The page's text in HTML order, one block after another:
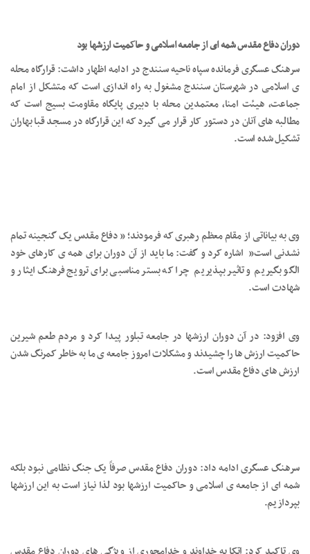
دوران دفاع مقدس شمه ای از جامعه اسلامی و حاکمیت ارزشها بود
سرهنگ عسگری فرمانده سپاه ناحیه سنندج در ادامه اظهار داشت: قرارگاه محله
ی اسلامی در شهرستان سنندج مشغول به راه اندازی است که متشکل از امام
جماعت، هیئت امنا، معتمدین محله با دبیری پایگاه مقاومت بسیج است که
مطالبه های آنان در دستور کار قرار می گیرد که این قرارگاه در مسجد قبا بهاران
تشکیل شده است.
وی به بیاناتی از مقام معظم رهبری که فرمودند؛ ” دفاع مقدس یک گنجینه تمام
نشدنی است” اشاره کرد و گفت: ما باید از آن دوران برای همه ی کارهای خود
الگو بگیریم و تاثیر بپذیریم چرا که بستر مناسبی برای ترویج فرهنگ ایثار و
شهادت است.
وی افزود: در آن دوران ارزشها در جامعه تبلور پیدا کرد و مردم طعم شیرین
حاکمیت ارزش ها را چشیدند و مشکلات امروز جامعه ی ما به خاطر کمرنگ شدن
ارزش های دفاع مقدس است.
سرهنگ عسگری ادامه داد: دوران دفاع مقدس صرفاً یک جنگ نظامی نبود بلکه
شمه ای از جامعه ی اسلامی و حاکمیت ارزشها بود لذا نیاز است به این ارزشها
بپردازیم.